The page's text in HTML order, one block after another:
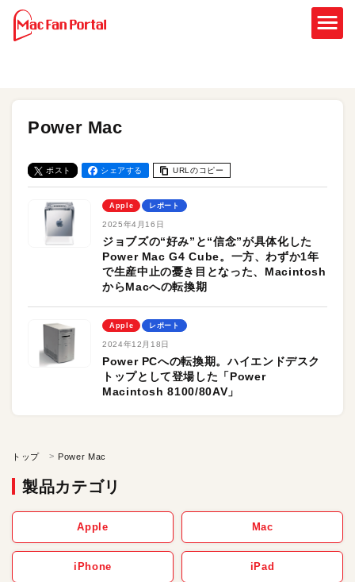
Power Mac
ポスト シェアする URLのコピー
Apple レポート
2025年4月16日
ジョブズの“好み”と“信念”が具体化した
Power Mac G4 Cube。一方、わずか1年
で生産中止の憂き目となった、Macintosh
からMacへの転換期
Apple レポート
2024年12月18日
Power PCへの転換期。ハイエンドデスク
トップとして登場した「Power
Macintosh 8100/80AV」
トップ Power Mac
製品カテゴリ
Apple Mac
iPhone iPad